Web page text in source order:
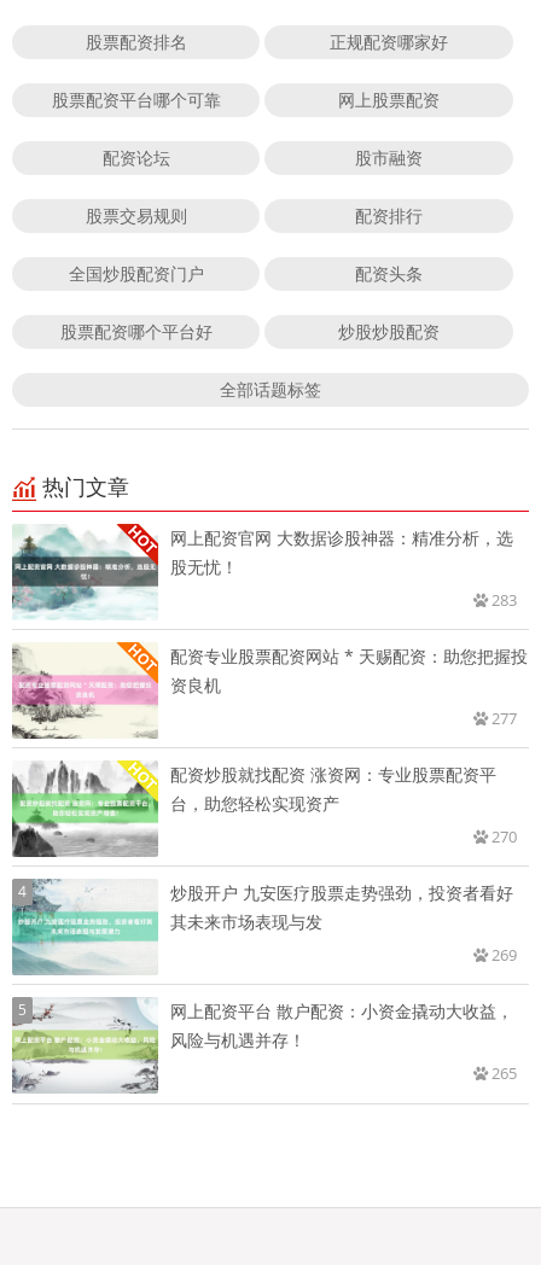
股票配资排名 正规配资哪家好
股票配资平台哪个可靠 网上股票配资
配资论坛 股市融资
股票交易规则 配资排行
全国炒股配资门户 配资头条
股票配资哪个平台好 炒股炒股配资
全部话题标签
热门文章
网上配资官网 大数据诊股神器：精准分析，选
股无忧！
283
配资专业股票配资网站 * 天赐配资：助您把握投
资良机
277
配资炒股就找配资 涨资网：专业股票配资平
台，助您轻松实现资产
270
4
炒股开户 九安医疗股票走势强劲，投资者看好
其未来市场表现与发
269
5
网上配资平台 散户配资：小资金撬动大收益，
风险与机遇并存！
265